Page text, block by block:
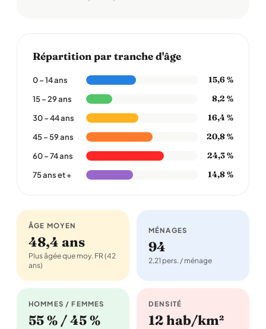
Répartition par tranche d'âge
0 – 14 ans 15,6 %
15 – 29 ans 8,2 %
30 – 44 ans 16,4 %
45 – 59 ans 20,8 %
60 – 74 ans 24,3 %
75 ans et + 14,8 %
ÂGE MOYEN
48,4 ans
Plus âgée que moy. FR (42
ans)
MÉNAGES
94
2,21 pers. / ménage
HOMMES / FEMMES
55 % / 45 %
DENSITÉ
12 hab/km²